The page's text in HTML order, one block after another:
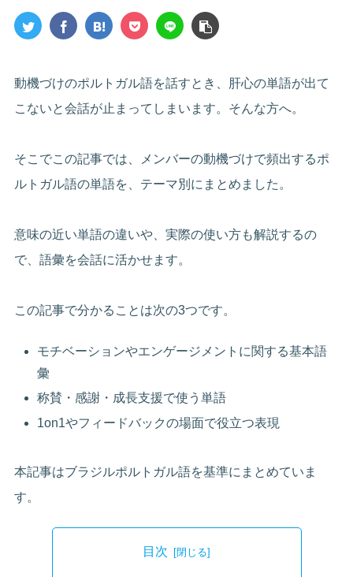
動機づけのポルトガル語を話すとき、肝心の単語が出て
こないと会話が止まってしまいます。そんな方へ。
そこでこの記事では、メンバーの動機づけで頻出するポ
ルトガル語の単語を、テーマ別にまとめました。
意味の近い単語の違いや、実際の使い方も解説するの
で、語彙を会話に活かせます。
この記事で分かることは次の3つです。
モチベーションやエンゲージメントに関する基本語
彙
称賛・感謝・成長支援で使う単語
1on1やフィードバックの場面で役立つ表現
本記事はブラジルポルトガル語を基準にまとめていま
す。
目次